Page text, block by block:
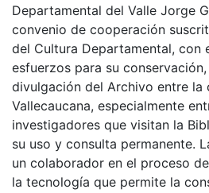
Departamental del Valle Jorge
convenio de cooperación
del Cultura Departamental, con
esfuerzos para su
divulgación del Archivo entre la
Vallecaucana, especialmente
investigadores que visitan la
su uso y consulta permanente.
un colaborador en el proceso
la tecnología que permite la